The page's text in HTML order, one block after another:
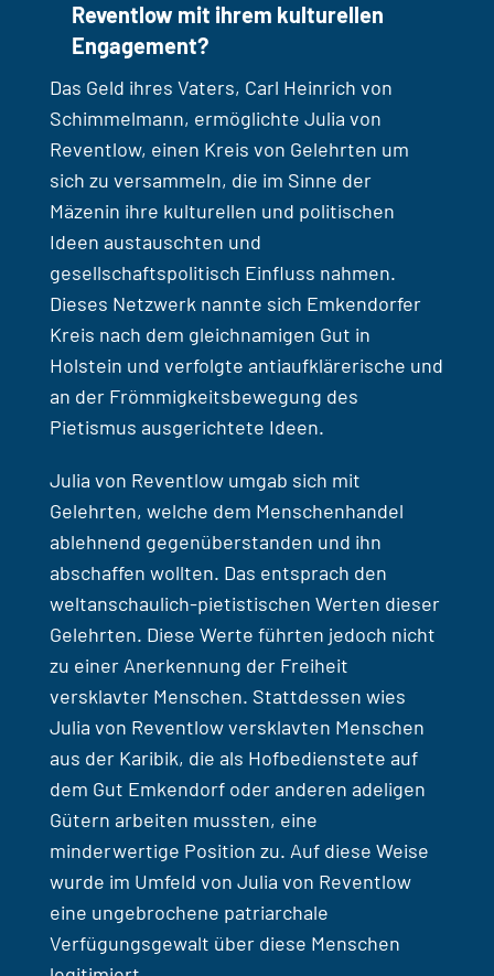
Reventlow mit ihrem kulturellen
Engagement?
Das Geld ihres Vaters, Carl Heinrich von
Schimmelmann, ermöglichte Julia von
Reventlow, einen Kreis von Gelehrten um
sich zu versammeln, die im Sinne der
Mäzenin ihre kulturellen und politischen
Ideen austauschten und
gesellschaftspolitisch Einfluss nahmen.
Dieses Netzwerk nannte sich Emkendorfer
Kreis nach dem gleichnamigen Gut in
Holstein und verfolgte antiaufklärerische und
an der Frömmigkeitsbewegung des
Pietismus ausgerichtete Ideen.
Julia von Reventlow umgab sich mit
Gelehrten, welche dem Menschenhandel
ablehnend gegenüberstanden und ihn
abschaffen wollten. Das entsprach den
weltanschaulich-pietistischen Werten dieser
Gelehrten. Diese Werte führten jedoch nicht
zu einer Anerkennung der Freiheit
versklavter Menschen. Stattdessen wies
Julia von Reventlow versklavten Menschen
aus der Karibik, die als Hofbedienstete auf
dem Gut Emkendorf oder anderen adeligen
Gütern arbeiten mussten, eine
minderwertige Position zu. Auf diese Weise
wurde im Umfeld von Julia von Reventlow
eine ungebrochene patriarchale
Verfügungsgewalt über diese Menschen